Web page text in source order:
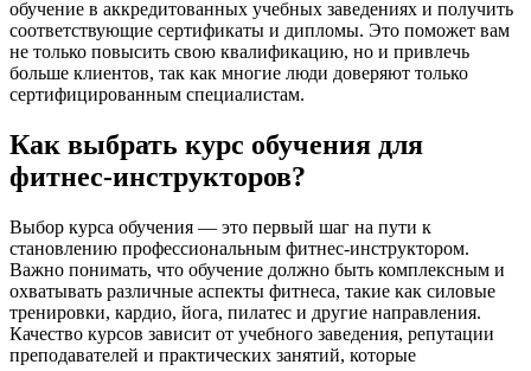
обучение в аккредитованных учебных заведениях и получить
соответствующие сертификаты и дипломы. Это поможет вам
не только повысить свою квалификацию, но и привлечь
больше клиентов, так как многие люди доверяют только
сертифицированным специалистам.
Как выбрать курс обучения для
фитнес-инструкторов?
Выбор курса обучения — это первый шаг на пути к
становлению профессиональным фитнес-инструктором.
Важно понимать, что обучение должно быть комплексным и
охватывать различные аспекты фитнеса, такие как силовые
тренировки, кардио, йога, пилатес и другие направления.
Качество курсов зависит от учебного заведения, репутации
преподавателей и практических занятий, которые